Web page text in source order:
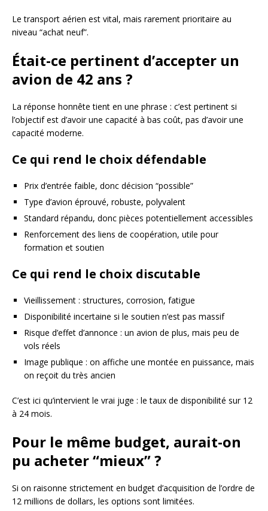
Le transport aérien est vital, mais rarement prioritaire au
niveau “achat neuf”.
Était-ce pertinent d’accepter un
avion de 42 ans ?
La réponse honnête tient en une phrase : c’est pertinent si
l’objectif est d’avoir une capacité à bas coût, pas d’avoir une
capacité moderne.
Ce qui rend le choix défendable
Prix d’entrée faible, donc décision “possible”
Type d’avion éprouvé, robuste, polyvalent
Standard répandu, donc pièces potentiellement accessibles
Renforcement des liens de coopération, utile pour
formation et soutien
Ce qui rend le choix discutable
Vieillissement : structures, corrosion, fatigue
Disponibilité incertaine si le soutien n’est pas massif
Risque d’effet d’annonce : un avion de plus, mais peu de
vols réels
Image publique : on affiche une montée en puissance, mais
on reçoit du très ancien
C’est ici qu’intervient le vrai juge : le taux de disponibilité sur 12
à 24 mois.
Pour le même budget, aurait-on
pu acheter “mieux” ?
Si on raisonne strictement en budget d’acquisition de l’ordre de
12 millions de dollars, les options sont limitées.